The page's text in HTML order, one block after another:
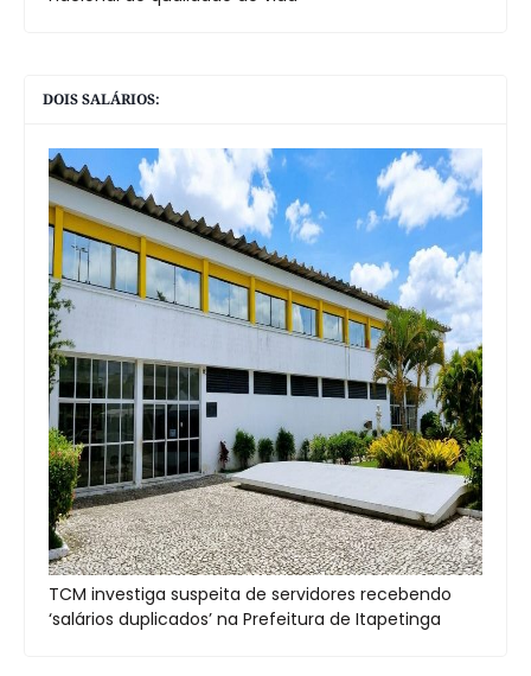
DOIS SALÁRIOS:
TCM investiga suspeita de servidores recebendo
‘salários duplicados’ na Prefeitura de Itapetinga